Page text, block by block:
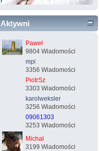
Aktywni
Paweł
9804 Wiadomości
mpi
3356 Wiadomości
PiotrSz
3303 Wiadomości
karolweksler
3256 Wiadomości
09061303
3253 Wiadomości
Michał
3199 Wiadomości